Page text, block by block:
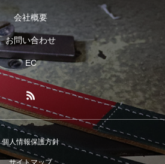
会社概要
お問い合わせ
EC
個人情報保護方針
サイトマップ